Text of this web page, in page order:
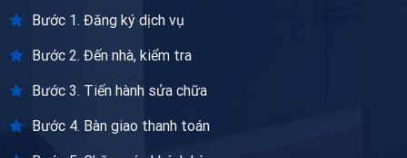
Bước 1. Đăng ký dịch vụ
Bước 2. Đến nhà, kiểm tra
Bước 3. Tiến hành sửa chữa
Bước 4. Bàn giao thanh toán